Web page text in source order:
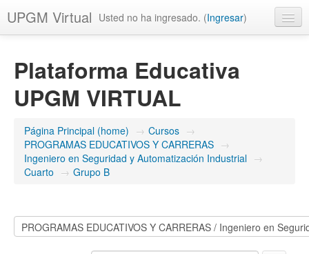
UPGM Virtual Usted no ha ingresado. (Ingresar)
Plataforma Educativa
UPGM VIRTUAL
Página Principal (home) → Cursos →
PROGRAMAS EDUCATIVOS Y CARRERAS →
Ingeniero en Seguridad y Automatización Industrial →
Cuarto → Grupo B